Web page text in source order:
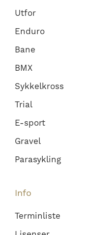
Utfor
Enduro
Bane
BMX
Sykkelkross
Trial
E-sport
Gravel
Parasykling
Info
Terminliste